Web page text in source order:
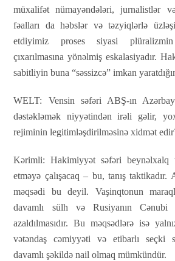
müxalifət nümayəndələri, jurnalistlər
fəalları da həbslər və təzyiqlərlə
etdiyimiz proses siyasi
çıxarılmasına yönəlmiş eskalasiyadır.
sabitliyin buna “səssizcə” imkan
WELT: Vensin səfəri ABŞ-ın
dəstəkləmək niyyətindən irəli gəlir,
rejiminin legitimləşdirilməsinə xidmət
Kərimli: Hakimiyyət səfəri beynəlxalq
etməyə çalışacaq – bu, tanış taktikadır.
məqsədi bu deyil. Vaşinqtonun
davamlı sülh və Rusiyanın Cənubi
azaldılmasıdır. Bu məqsədlərə isə
vətəndaş cəmiyyəti və etibarlı seçki
davamlı şəkildə nail olmaq mümkündür.